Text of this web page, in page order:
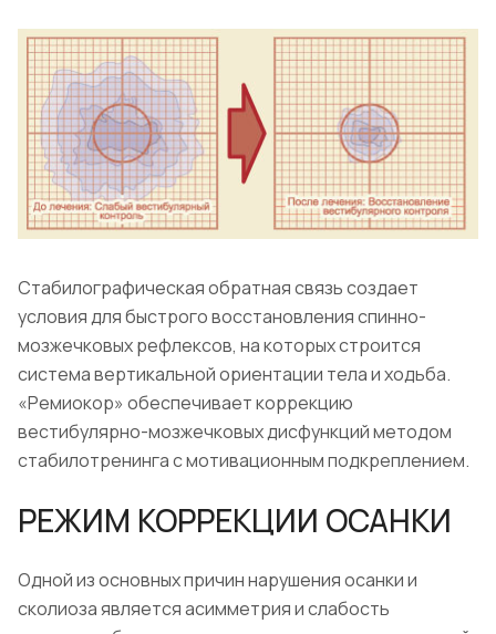
Стабилографическая обратная связь создает
условия для быстрого восстановления спинно-
мозжечковых рефлексов, на которых строится
система вертикальной ориентации тела и ходьба.
«Ремиокор» обеспечивает коррекцию
вестибулярно-мозжечковых дисфункций методом
стабилотренинга с мотивационным подкреплением.
РЕЖИМ КОРРЕКЦИИ ОСАНКИ
Одной из основных причин нарушения осанки и
сколиоза является асимметрия и слабость